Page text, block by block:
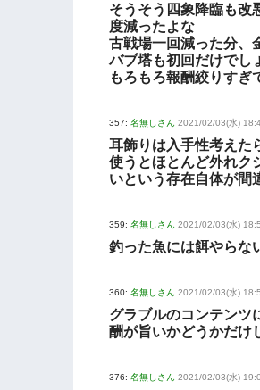
そうそう四象降臨も改
度減ったよな
古戦場一回減った分、
バブ塔も初回だけでし
もろもろ報酬絞りすぎ
357: 名無しさん 2021/02/03(水)
耳飾りは入手性考えた
使うとほとんど外れク
いという存在自体が間
359: 名無しさん 2021/02/03(水)
釣った魚には餌やらな
360: 名無しさん 2021/02/03(水)
グラブルのコンテンツ
酬が旨いかどうかだけ
376: 名無しさん 2021/02/03(水)